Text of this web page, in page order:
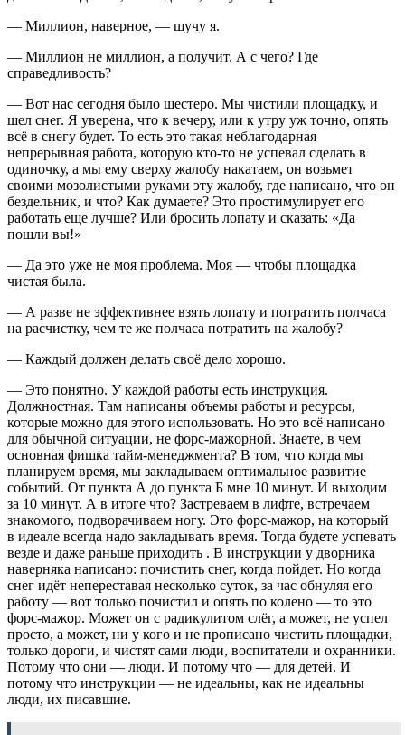
— Миллион, наверное, — шучу я.
— Миллион не миллион, а получит. А с чего? Где
справедливость?
— Вот нас сегодня было шестеро. Мы чистили площадку, и
шел снег. Я уверена, что к вечеру, или к утру уж точно, опять
всё в снегу будет. То есть это такая неблагодарная
непрерывная работа, которую кто-то не успевал сделать в
одиночку, а мы ему сверху жалобу накатаем, он возьмет
своими мозолистыми руками эту жалобу, где написано, что он
бездельник, и что? Как думаете? Это простимулирует его
работать еще лучше? Или бросить лопату и сказать: «Да
пошли вы!»
— Да это уже не моя проблема. Моя — чтобы площадка
чистая была.
— А разве не эффективнее взять лопату и потратить полчаса
на расчистку, чем те же полчаса потратить на жалобу?
— Каждый должен делать своё дело хорошо.
— Это понятно. У каждой работы есть инструкция.
Должностная. Там написаны объемы работы и ресурсы,
которые можно для этого использовать. Но это всё написано
для обычной ситуации, не форс-мажорной. Знаете, в чем
основная фишка тайм-менеджмента? В том, что когда мы
планируем время, мы закладываем оптимальное развитие
событий. От пункта А до пункта Б мне 10 минут. И выходим
за 10 минут. А в итоге что? Застреваем в лифте, встречаем
знакомого, подворачиваем ногу. Это форс-мажор, на который
в идеале всегда надо закладывать время. Тогда будете успевать
везде и даже раньше приходить . В инструкции у дворника
наверняка написано: почистить снег, когда пойдет. Но когда
снег идёт непереставая несколько суток, за час обнуляя его
работу — вот только почистил и опять по колено — то это
форс-мажор. Может он с радикулитом слёг, а может, не успел
просто, а может, ни у кого и не прописано чистить площадки,
только дороги, и чистят сами люди, воспитатели и охранники.
Потому что они — люди. И потому что — для детей. И
потому что инструкции — не идеальны, как не идеальны
люди, их писавшие.